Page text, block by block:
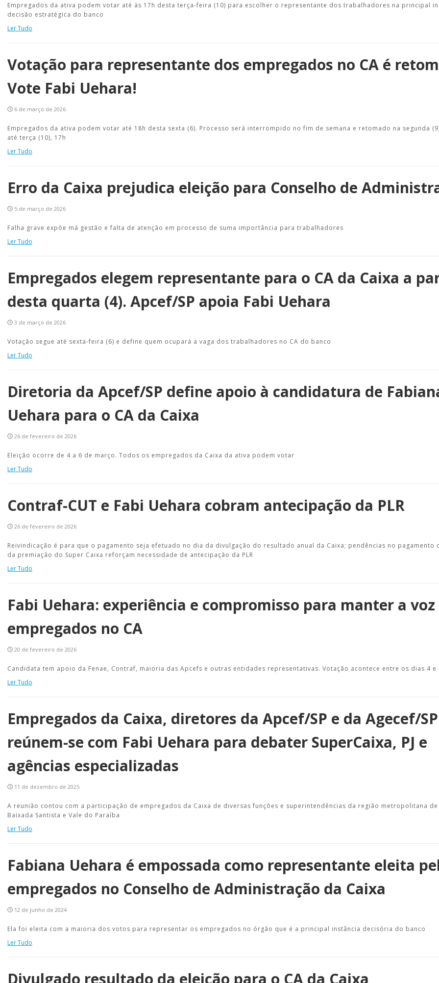
Empregados da ativa podem votar até às 17h desta terça-feira (10) para escolher o representante dos trabalhadores na principal
decisão estratégica do banco
Ler Tudo
Votação para representante dos empregados no CA é
Vote Fabi Uehara!
6 de março de 2026
Empregados da ativa podem votar até 18h desta sexta (6). Processo será interrompido no fim de semana e retomado na segunda
até terça (10), 17h
Ler Tudo
Erro da Caixa prejudica eleição para Conselho de
5 de março de 2026
Falha grave expõe má gestão e falta de atenção em processo de suma importância para trabalhadores
Ler Tudo
Empregados elegem representante para o CA da Caixa a
desta quarta (4). Apcef/SP apoia Fabi Uehara
3 de março de 2026
Votação segue até sexta-feira (6) e define quem ocupará a vaga dos trabalhadores no CA do banco
Ler Tudo
Diretoria da Apcef/SP define apoio à candidatura de
Uehara para o CA da Caixa
26 de fevereiro de 2026
Eleição ocorre de 4 a 6 de março. Todos os empregados da Caixa da ativa podem votar
Ler Tudo
Contraf-CUT e Fabi Uehara cobram antecipação da PLR
26 de fevereiro de 2026
Reivindicação é para que o pagamento seja efetuado no dia da divulgação do resultado anual da Caixa; pendências no pagamento
da premiação do Super Caixa reforçam necessidade de antecipação da PLR
Ler Tudo
Fabi Uehara: experiência e compromisso para manter a voz
empregados no CA
20 de fevereiro de 2026
Candidata tem apoio da Fenae, Contraf, maioria das Apcefs e outras entidades representativas. Votação acontece entre os dias 4 e
Ler Tudo
Empregados da Caixa, diretores da Apcef/SP e da Agecef/SP
reúnem-se com Fabi Uehara para debater SuperCaixa, PJ e
agências especializadas
11 de dezembro de 2025
A reunião contou com a participação de empregados da Caixa de diversas funções e superintendências da região metropolitana de
Baixada Santista e Vale do Paraíba
Ler Tudo
Fabiana Uehara é empossada como representante eleita
empregados no Conselho de Administração da Caixa
12 de junho de 2024
Ela foi eleita com a maioria dos votos para representar os empregados no órgão que é a principal instância decisória do banco
Ler Tudo
Divulgado resultado da eleição para o CA da Caixa